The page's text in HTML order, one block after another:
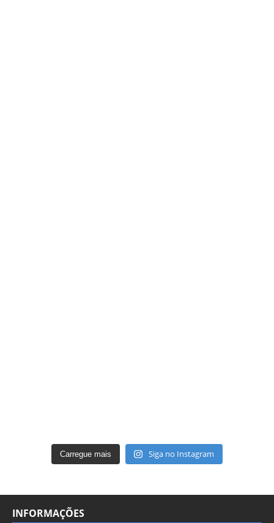
Carregue mais Siga no Instagram
INFORMAÇÕES